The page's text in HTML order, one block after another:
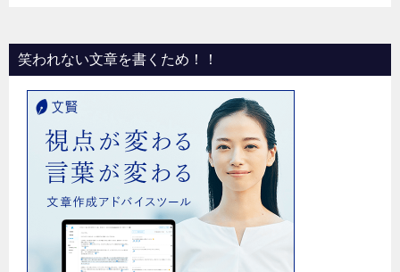
笑われない文章を書くため！！